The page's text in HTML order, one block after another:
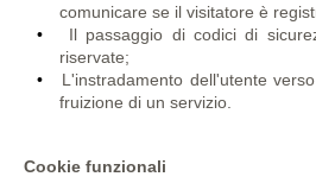
comunicare se il visitatore è
Il passaggio di codici di
riservate;
L'instradamento dell'utente
fruizione di un servizio.
Cookie funzionali